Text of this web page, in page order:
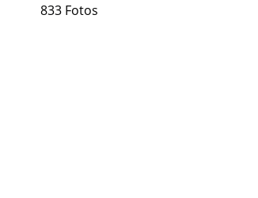
833 Fotos